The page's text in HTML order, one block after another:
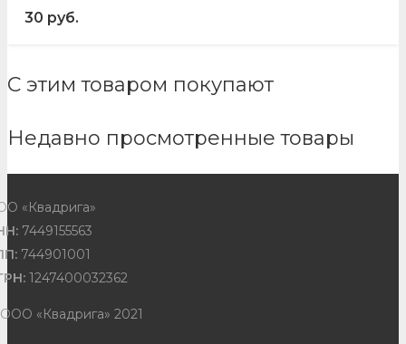
30 руб.
С этим товаром покупают
Недавно просмотренные товары
«Квадрига»
7449155563
744901001
1247400032362
«Квадрига» 2021